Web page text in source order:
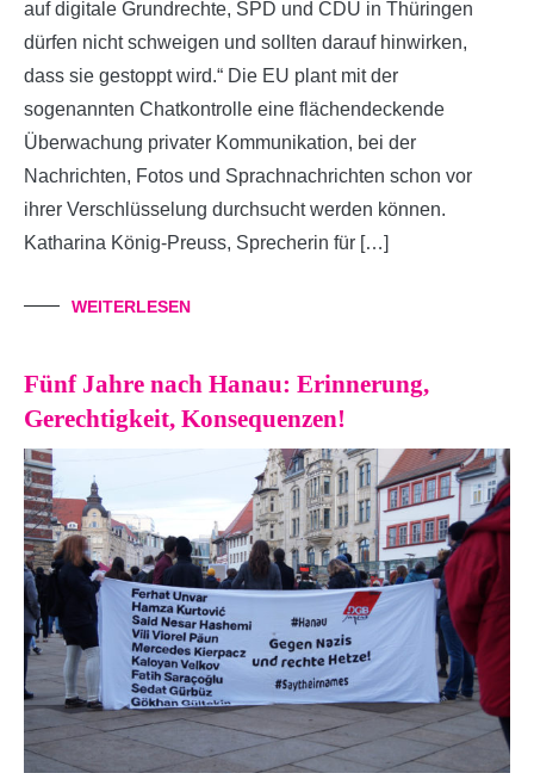
auf digitale Grundrechte, SPD und CDU in Thüringen
dürfen nicht schweigen und sollten darauf hinwirken,
dass sie gestoppt wird.“ Die EU plant mit der
sogenannten Chatkontrolle eine flächendeckende
Überwachung privater Kommunikation, bei der
Nachrichten, Fotos und Sprachnachrichten schon vor
ihrer Verschlüsselung durchsucht werden können.
Katharina König-Preuss, Sprecherin für […]
WEITERLESEN
Fünf Jahre nach Hanau: Erinnerung,
Gerechtigkeit, Konsequenzen!